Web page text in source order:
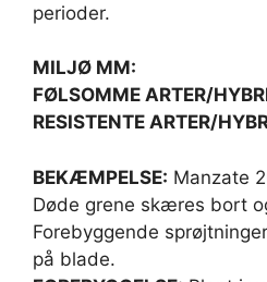
perioder.
MILJØ MM:
FØLSOMME ARTER/
RESISTENTE ARTER/
BEKÆMPELSE: Manzate
Døde grene skæres bort
Forebyggende
på blade.